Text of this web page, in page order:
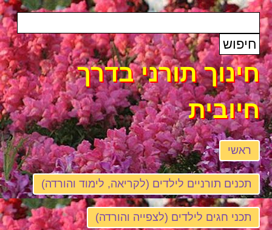
חינוך תורני בדרך
חיובית
ראשי
תכנים תורניים לילדים (לקריאה, לימוד והורדה)
תכני חגים לילדים (לצפייה והורדה)